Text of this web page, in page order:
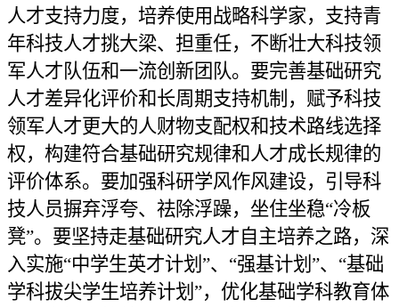
人才支持力度，培养使用战略科学家，支持青
年科技人才挑大梁、担重任，不断壮大科技领
军人才队伍和一流创新团队。要完善基础研究
人才差异化评价和长周期支持机制，赋予科技
领军人才更大的人财物支配权和技术路线选择
权，构建符合基础研究规律和人才成长规律的
评价体系。要加强科研学风作风建设，引导科
技人员摒弃浮夸、祛除浮躁，坐住坐稳“冷板
凳”。要坚持走基础研究人才自主培养之路，深
入实施“中学生英才计划”、“强基计划”、“基础
学科拔尖学生培养计划”，优化基础学科教育体